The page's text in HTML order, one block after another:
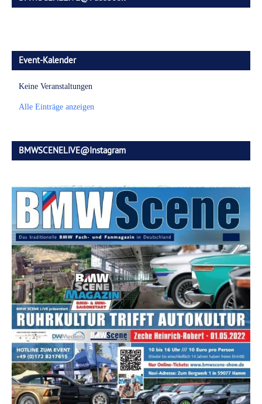
Event-Kalender
Keine Veranstaltungen
Alle Einträge anzeigen
BMWSCENELIVE@Instagram